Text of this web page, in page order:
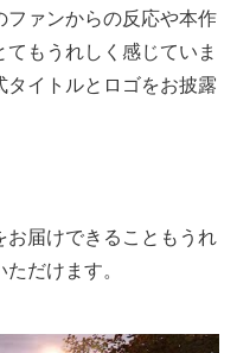
ァンからの反応や本作
もうれしく感じていま
イトルとロゴをお披露
お届けできることもうれ
だけます。